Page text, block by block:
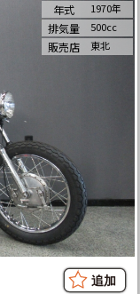
年式 1970年
排気量 500cc
販売店 東北